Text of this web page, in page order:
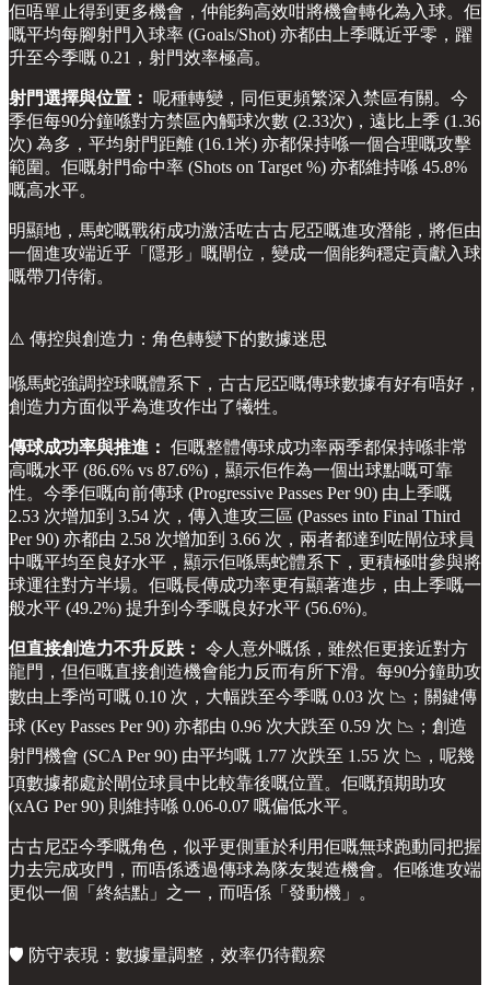
佢唔單止得到更多機會，仲能夠高效咁將機會轉化為入球。佢
嘅平均每腳射門入球率 (Goals/Shot) 亦都由上季嘅近乎零，躍
升至今季嘅 0.21，射門效率極高。
射門選擇與位置：
呢種轉變，同佢更頻繁深入禁區有關。今
季佢每90分鐘喺對方禁區內觸球次數 (2.33次)，遠比上季 (1.36
次) 為多，平均射門距離 (16.1米) 亦都保持喺一個合理嘅攻擊
範圍。佢嘅射門命中率 (Shots on Target %) 亦都維持喺 45.8%
嘅高水平。
明顯地，馬蛇嘅戰術成功激活咗古古尼亞嘅進攻潛能，將佢由
一個進攻端近乎「隱形」嘅閘位，變成一個能夠穩定貢獻入球
嘅帶刀侍衛。
⚠️ 傳控與創造力：角色轉變下的數據迷思
喺馬蛇強調控球嘅體系下，古古尼亞嘅傳球數據有好有唔好，
創造力方面似乎為進攻作出了犧牲。
傳球成功率與推進： 佢嘅整體傳球成功率兩季都保持喺非常
高嘅水平 (86.6% vs 87.6%)，顯示佢作為一個出球點嘅可靠
性。今季佢嘅向前傳球 (Progressive Passes Per 90) 由上季嘅
2.53 次增加到 3.54 次，傳入進攻三區 (Passes into Final Third
Per 90) 亦都由 2.58 次增加到 3.66 次，兩者都達到咗閘位球員
中嘅平均至良好水平，顯示佢喺馬蛇體系下，更積極咁參與將
球運往對方半場。佢嘅長傳成功率更有顯著進步，由上季嘅一
般水平 (49.2%) 提升到今季嘅良好水平 (56.6%)。
但直接創造力不升反跌： 令人意外嘅係，雖然佢更接近對方
龍門，但佢嘅直接創造機會能力反而有所下滑。每90分鐘助攻
數由上季尚可嘅 0.10 次，大幅跌至今季嘅 0.03 次 📉；關鍵傳
球 (Key Passes Per 90) 亦都由 0.96 次大跌至 0.59 次 📉；創造
射門機會 (SCA Per 90) 由平均嘅 1.77 次跌至 1.55 次 📉，呢幾
項數據都處於閘位球員中比較靠後嘅位置。佢嘅預期助攻
(xAG Per 90) 則維持喺 0.06-0.07 嘅偏低水平。
古古尼亞今季嘅角色，似乎更側重於利用佢嘅無球跑動同把握
力去完成攻門，而唔係透過傳球為隊友製造機會。佢喺進攻端
更似一個「終結點」之一，而唔係「發動機」。
🛡️ 防守表現：數據量調整，效率仍待觀察